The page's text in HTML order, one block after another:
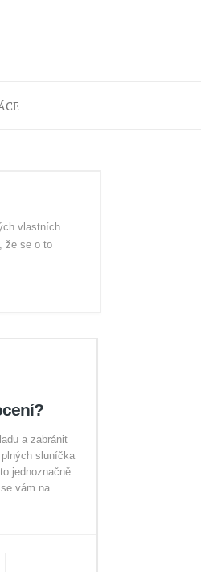
vlastních
že se o to
a zabránit
sluníčka
jednoznačně
vám na